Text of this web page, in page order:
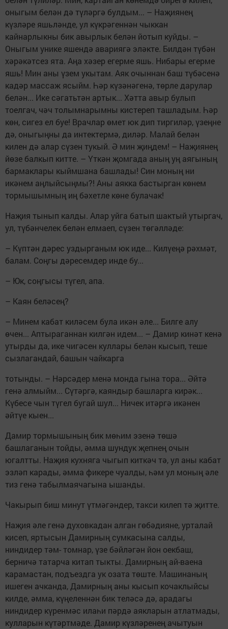
оныгым белән дә түләргә булдым... – Наҗиянең
күзләре яшьләнде, ул күкрәгеннән чыккан
кайнарлыкны бик авырлык белән йотып куйды. –
Оныгым унике яшендә авариягә эләкте. Билдән түбән
хәрәкәтсез ята. Аңа хәзер егерме яшь. Нибары егерме
яшь! Мин аны үзем укытам. Аяк очыннан баш түбәсенә
кадәр массаж ясыйм. Һәр күзәнәгенә, төрле дарулар
белән... Ике сәгатьтән артык... Хәтта авыр булып
тоелгач, чәч толымнарымны кистереп ташладым. Һәр
көн, сигез ел буе! Врачлар өмет юк дип тиргиләр, үзеңне
дә, оныгыңны да интектермә, диләр. Малай белән
килен дә алар сүзен тукый. Ә мин җиңдем! – Наҗиянең
йөзе балкып китте. – Үткән җомгада аның уң аягының
бармаклары кыймшана башлады! Син моның ни
икәнем аңлыйсыңмы?! Аны аякка бастырган көнем
тормышымның иң бәхетле көне булачак!
Наҗия тынып калды. Алар уйга батып шактый утыргач,
ул, түбәнчелек белән елмаеп, сүзен төгәлләде:
– Күптән дәрес уздырганым юк иде... Килүеңә рәхмәт,
балам. Соңгы дәресемдер инде бу...
– Юк, соңгысы түгел, апа.
– Каян беләсең?
– Минем кабат киләсем була икән әле... Билге алу
өчен... Аптыраганнан килгән идем... – Дамир кинәт кенә
утырды да, ике чигәсен куллары белән кысып, теше
сызлагандай, башын чайкарга
тотынды. – Нәрсәдер менә монда гына тора... Әйтә
генә алмыйм... Сүтәргә, каяндыр башларга кирәк...
Күбесе чын түгел бугай шул... Ничек итәргә икәнен
әйтүе кыен...
Дамир тормышының бик мөһим эзенә төшә
башлаганын тойды, әмма шундук җепнең очын
югалтты. Наҗия кухняга чыгып киткәч тә, ул аны кабат
эзләп карады, әмма фикере чуалды, һәм ул моның әле
тиз генә табылмаячагына ышанды.
Чакырып биш минут үтмәгәндер, такси килеп тә җитте.
Наҗия әле генә духовкадан алган гөбәдияне, урталай
кисеп, яртысын Дамирның сумкасына салды,
ниндидер тәм- томнар, үзе бәйләгән йон оекбаш,
берничә татарча китап тыкты. Дамирның ай-ваена
карамастан, подъездга ук озата төште. Машинаның
ишеген ачканда, Дамирның аны кысып кочаклыйсы
килде, әмма, күңеленнән бик теләсә дә, арадагы
ниндидер күренмәс илаһи пәрдә аякларын атлатмады,
кулларын күтәртмәде. Дамир күзләренең ачытуын